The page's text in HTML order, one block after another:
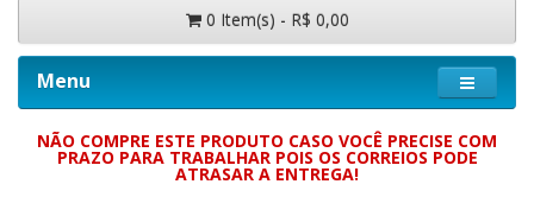
0 Item(s) - R$ 0,00
Menu
NÃO COMPRE ESTE PRODUTO CASO VOCÊ PRECISE COM
PRAZO PARA TRABALHAR POIS OS CORREIOS PODE
ATRASAR A ENTREGA!